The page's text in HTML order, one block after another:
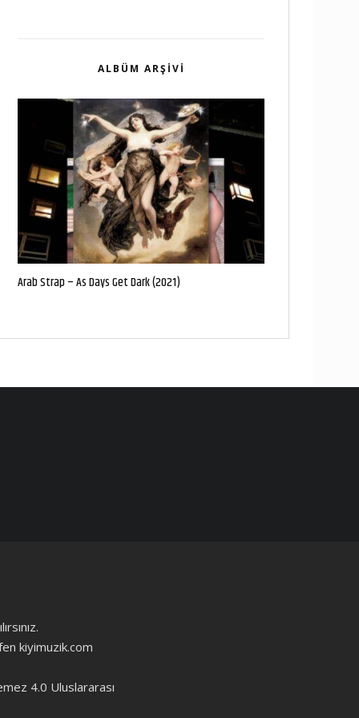
ALBÜM ARŞIVI
Arab Strap – As Days Get Dark (2021)
kiyimuzik.com
4.0 Uluslararası